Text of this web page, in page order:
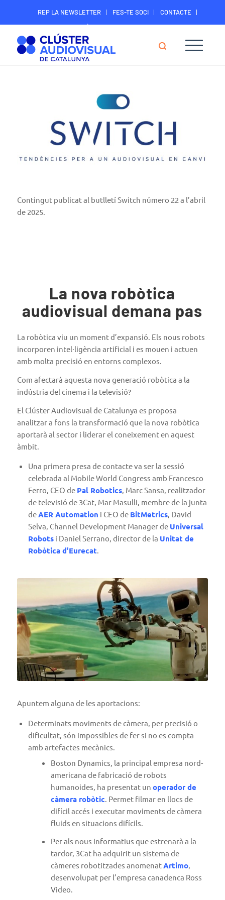
REP LA NEWSLETTER FES-TE SOCI
CONTACTE
ÀREA DIGITAL SOCIS
Contingut publicat al butlletí Switch número 22 a l’abril
de 2025.
La nova robòtica
audiovisual demana pas
La robòtica viu un moment d’expansió. Els nous robots
incorporen intel·ligència artificial i es mouen i actuen
amb molta precisió en entorns complexos.
Com afectarà aquesta nova generació robòtica a la
indústria del cinema i la televisió?
El Clúster Audiovisual de Catalunya es proposa
analitzar a fons la transformació que la nova robòtica
aportarà al sector i liderar el coneixement en aquest
àmbit.
Una primera presa de contacte va ser la sessió
celebrada al Mobile World Congress amb Francesco
Ferro, CEO de Pal Robotics, Marc Sansa, realitzador
de televisió de 3Cat, Mar Masulli, membre de la junta
deAER Automation i CEO de BitMetrics, David
Selva, Channel Development Manager de Universal
Robotsi Daniel Serrano, director de la Unitat de
Robòtica d’Eurecat.
Apuntem alguna de les aportacions:
Determinats moviments de càmera, per precisió o
dificultat, són impossibles de fer si no es compta
amb artefactes mecànics.
Boston Dynamics, la principal empresa nord-
americana de fabricació de robots
humanoides, ha presentat un operador de
càmera robòtic. Permet filmar en llocs de
difícil accés i executar moviments de càmera
fluids en situacions difícils.
Per als nous informatius que estrenarà a la
tardor, 3Cat ha adquirit un sistema de
càmeres robotitzades anomenatArtimo,
desenvolupat per l’empresa canadenca Ross
Video.